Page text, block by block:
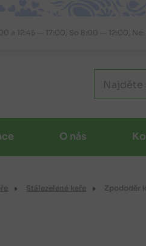
a 12:45 — 17:00, So 8:00 — 12:00, Ne:
O nás
Stálezelené keře Zpododěr